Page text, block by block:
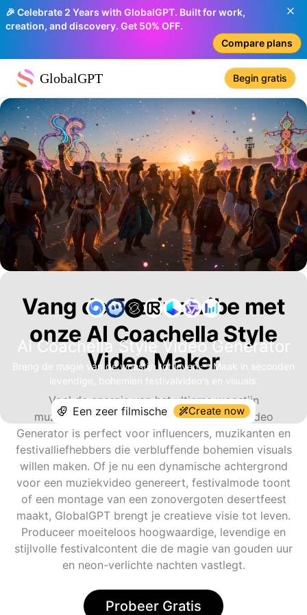
🎉 Celebrate 2 Years with GlobalGPT. Built for work,
creation, and discovery. Get 50% OFF.
Compare plans
GlobalGPT Begin gratis
AI Coachella Style Video Generator
Breng de magie van de woestijn tot leven — Maak in seconden
levendige, bohemien festivalvideo's en visuals.
Create now
Vang de Festivalvibe met
onze AI Coachella Style
Video Maker
Voel de energie van het ultieme woestijn
muziekfestival! Onze AI Coachella Style Video
Generator is perfect voor influencers, muzikanten en
festivalliefhebbers die verbluffende bohemien visuals
willen maken. Of je nu een dynamische achtergrond
voor een muziekvideo genereert, festivalmode toont
of een montage van een zonovergoten desertfeest
maakt, GlobalGPT brengt je creatieve visie tot leven.
Produceer moeiteloos hoogwaardige, levendige en
stijlvolle festivalcontent die de magie van gouden uur
en neon-verlichte nachten vastlegt.
Probeer Gratis